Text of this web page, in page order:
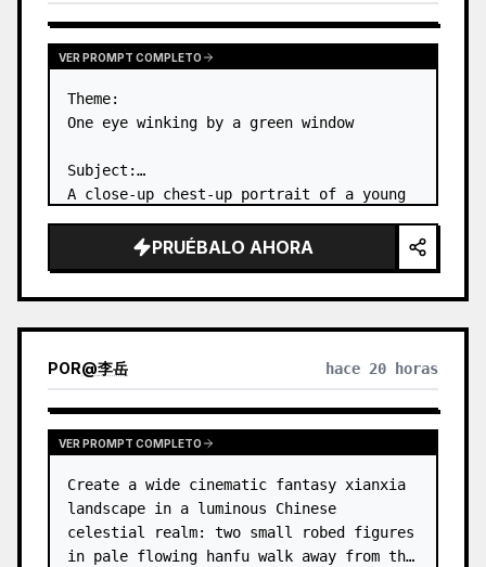
VER PROMPT COMPLETO
Theme:
One eye winking by a green window
Subject:
A close-up chest-up portrait of a young
leaning her cheek on one hand and
smiling with one eye closed at a wooden
PRUÉBALO AHORA
POR@李岳 hace 20 horas
VER PROMPT COMPLETO
Create a wide cinematic fantasy xianxia
landscape in a luminous Chinese
celestial realm: two small robed figures
in pale flowing hanfu walk away from the